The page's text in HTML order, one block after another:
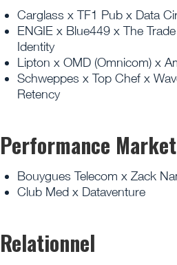
Carglass x TF1 Pub x Data
ENGIE x Blue449 x The
Identity
Lipton x OMD (Omnicom) x
Schweppes x Top Chef x
Retency
Performance
Bouygues Telecom x Zack
Club Med x Dataventure
Relationnel